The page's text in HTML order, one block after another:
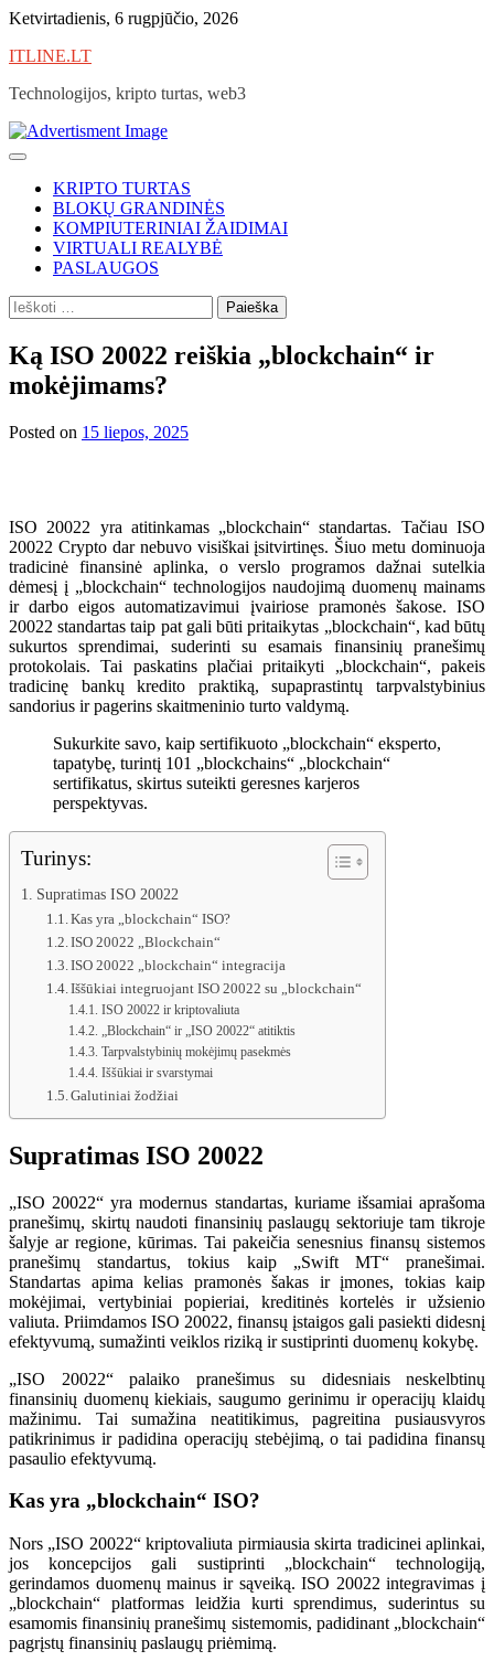
Skip
content
Ketvirtadienis, 6 rugpjūčio, 2026
ITLINE.LT
Technologijos, kripto turtas, web3
KRIPTO TURTAS
BLOKŲ GRANDINĖS
KOMPIUTERINIAI ŽAIDIMAI
VIRTUALI REALYBĖ
PASLAUGOS
Ieškoti:
Ką ISO 20022 reiškia „blockchain“ ir
mokėjimams?
Posted on 15 liepos, 2025
ISO 20022 yra atitinkamas „blockchain“ standartas. Tačiau ISO
20022 Crypto dar nebuvo visiškai įsitvirtinęs. Šiuo metu dominuoja
tradicinė finansinė aplinka, o verslo programos dažnai sutelkia
dėmesį į „blockchain“ technologijos naudojimą duomenų mainams
ir darbo eigos automatizavimui įvairiose pramonės šakose. ISO
20022 standartas taip pat gali būti pritaikytas „blockchain“, kad būtų
sukurtos sprendimai, suderinti su esamais finansinių pranešimų
protokolais. Tai paskatins plačiai pritaikyti „blockchain“, pakeis
tradicinę bankų kredito praktiką, supaprastintų tarpvalstybinius
sandorius ir pagerins skaitmeninio turto valdymą.
Sukurkite savo, kaip sertifikuoto „blockchain“ eksperto,
tapatybę, turintį 101 „blockchains“ „blockchain“
sertifikatus, skirtus suteikti geresnes karjeros
perspektyvas.
Turinys:
Supratimas ISO 20022
Kas yra „blockchain“ ISO?
ISO 20022 „Blockchain“
ISO 20022 „blockchain“ integracija
Iššūkiai integruojant ISO 20022 su „blockchain“
ISO 20022 ir kriptovaliuta
„Blockchain“ ir „ISO 20022“ atitiktis
Tarpvalstybinių mokėjimų pasekmės
Iššūkiai ir svarstymai
Galutiniai žodžiai
Supratimas ISO 20022
„ISO 20022“ yra modernus standartas, kuriame išsamiai aprašoma
pranešimų, skirtų naudoti finansinių paslaugų sektoriuje tam tikroje
šalyje ar regione, kūrimas. Tai pakeičia senesnius finansų sistemos
pranešimų standartus, tokius kaip „Swift MT“ pranešimai.
Standartas apima kelias pramonės šakas ir įmones, tokias kaip
mokėjimai, vertybiniai popieriai, kreditinės kortelės ir užsienio
valiuta. Priimdamos ISO 20022, finansų įstaigos gali pasiekti didesnį
efektyvumą, sumažinti veiklos riziką ir sustiprinti duomenų kokybę.
„ISO 20022“ palaiko pranešimus su didesniais neskelbtinų
finansinių duomenų kiekiais, saugumo gerinimu ir operacijų klaidų
mažinimu. Tai sumažina neatitikimus, pagreitina pusiausvyros
patikrinimus ir padidina operacijų stebėjimą, o tai padidina finansų
pasaulio efektyvumą.
Kas yra „blockchain“ ISO?
Nors „ISO 20022“ kriptovaliuta pirmiausia skirta tradicinei aplinkai,
jos koncepcijos gali sustiprinti „blockchain“ technologiją,
gerindamos duomenų mainus ir sąveiką. ISO 20022 integravimas į
„blockchain“ platformas leidžia kurti sprendimus, suderintus su
esamomis finansinių pranešimų sistemomis, padidinant „blockchain“
pagrįstų finansinių paslaugų priėmimą.